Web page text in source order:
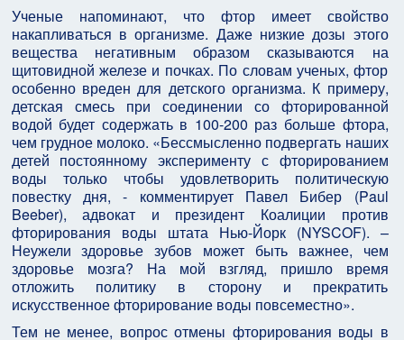
Ученые напоминают, что фтор имеет свойство
накапливаться в организме. Даже низкие дозы этого
вещества негативным образом сказываются на
щитовидной железе и почках. По словам ученых, фтор
особенно вреден для детского организма. К примеру,
детская смесь при соединении со фторированной
водой будет содержать в 100-200 раз больше фтора,
чем грудное молоко. «Бессмысленно подвергать наших
детей постоянному эксперименту с фторированием
воды только чтобы удовлетворить политическую
повестку дня, - комментирует Павел Бибер (Paul
Beeber), адвокат и президент Коалиции против
фторирования воды штата Нью-Йорк (NYSCOF). –
Неужели здоровье зубов может быть важнее, чем
здоровье мозга? На мой взгляд, пришло время
отложить политику в сторону и прекратить
искусственное фторирование воды повсеместно».
Тем не менее, вопрос отмены фторирования воды в